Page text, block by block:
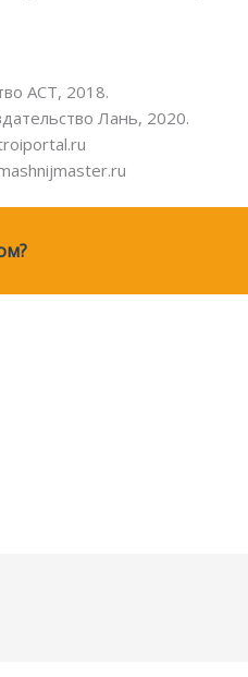
АСТ, 2018.
Лань, 2020.